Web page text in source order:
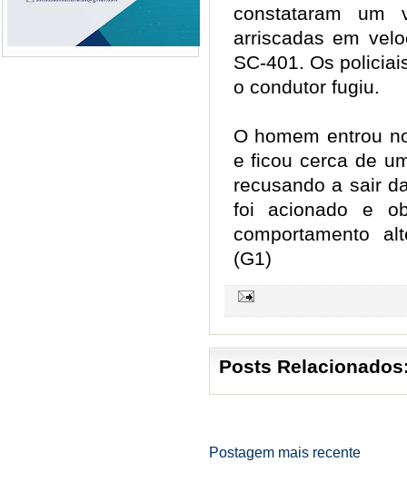
constataram um
arriscadas em
SC-401. Os
o condutor fugiu.
O homem entrou
e ficou cerca de
recusando a sair
foi acionado e
comportamento
(G1)
Posts
Postagem mais recente